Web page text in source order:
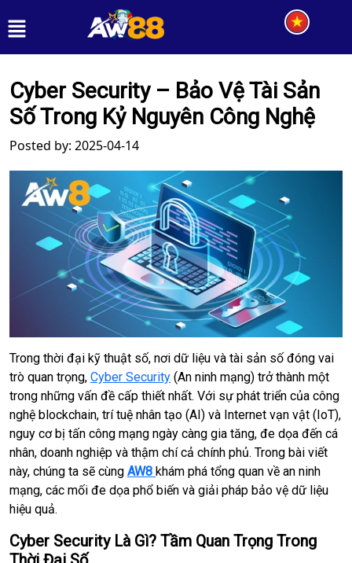
Cyber Security – Bảo Vệ Tài Sản
Số Trong Kỷ Nguyên Công Nghệ
Posted by: 2025-04-14
Trong thời đại kỹ thuật số, nơi dữ liệu và tài sản số đóng vai
trò quan trọng, Cyber Security (An ninh mạng) trở thành một
trong những vấn đề cấp thiết nhất. Với sự phát triển của công
nghệ blockchain, trí tuệ nhân tạo (AI) và Internet vạn vật (IoT),
nguy cơ bị tấn công mạng ngày càng gia tăng, đe dọa đến cá
nhân, doanh nghiệp và thậm chí cả chính phủ. Trong bài viết
này, chúng ta sẽ cùng AW8 khám phá tổng quan về an ninh
mạng, các mối đe dọa phổ biến và giải pháp bảo vệ dữ liệu
hiệu quả.
Cyber Security Là Gì? Tầm Quan Trọng Trong